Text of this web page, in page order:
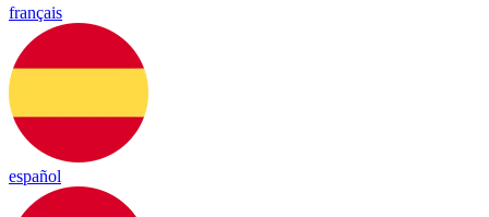
français
español